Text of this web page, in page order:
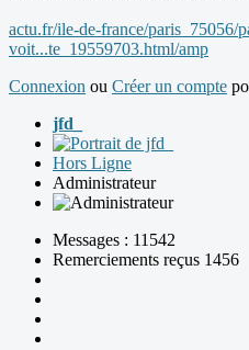
actu.fr/ile-de-france/paris_75056/
voit...te_19559703.html/amp
Connexion ou Créer un compte
jfd_
Hors Ligne
Administrateur
Messages : 11542
Remerciements reçus 1456